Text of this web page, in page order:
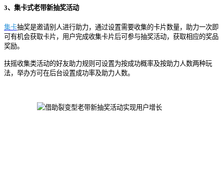
3、集卡式老带新抽奖活动
集卡抽奖是邀请别人进行助力，通过设置需要收集的卡片数量，助力一次即
可有机会获取卡片，用户完成收集卡片后可参与抽奖活动，获取相应的奖品
奖励。
扶摇收集类活动的好友助力规则可设置为按成功概率及按助力人数两种玩
法，举办方可在后台设置成功率及助力人数。